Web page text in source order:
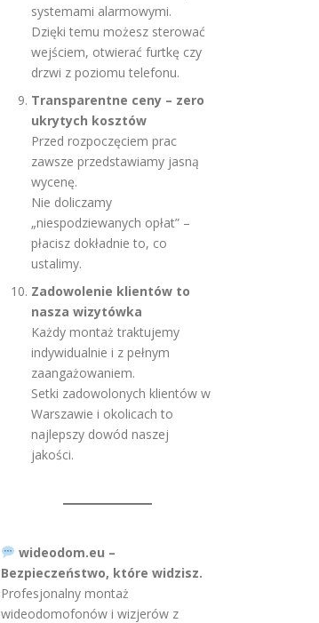
systemami alarmowymi.
Dzięki temu możesz sterować
wejściem, otwierać furtkę czy
drzwi z poziomu telefonu.
Transparentne ceny – zero
ukrytych kosztów
Przed rozpoczęciem prac
zawsze przedstawiamy jasną
wycenę.
Nie doliczamy
„niespodziewanych opłat” –
płacisz dokładnie to, co
ustalimy.
Zadowolenie klientów to
nasza wizytówka
Każdy montaż traktujemy
indywidualnie i z pełnym
zaangażowaniem.
Setki zadowolonych klientów w
Warszawie i okolicach to
najlepszy dowód naszej
jakości.
wideodom.eu –
Bezpieczeństwo, które widzisz.
Profesjonalny montaż
wideodomofonów i wizjerów z